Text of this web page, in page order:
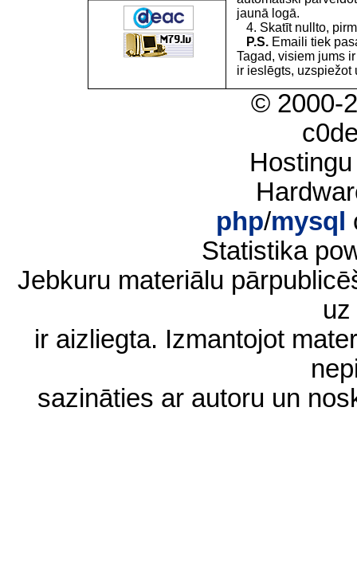
jaunā logā.
4. Skatīt nullto,
P.S. Emaili tiek
Tagad, visiem jums
ir ieslēgts, uzspiežot
© 2000-
php/mysql
Statistika
Jebkuru materiālu
ir aizliegta. Izmantojot
sazināties ar autoru un